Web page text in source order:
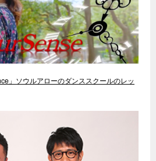
」ソウルアローのダンススクールのレッ